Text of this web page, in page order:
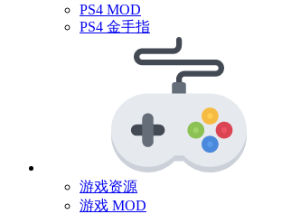
PS4 MOD
PS4 金手指
游戏资源
游戏 MOD